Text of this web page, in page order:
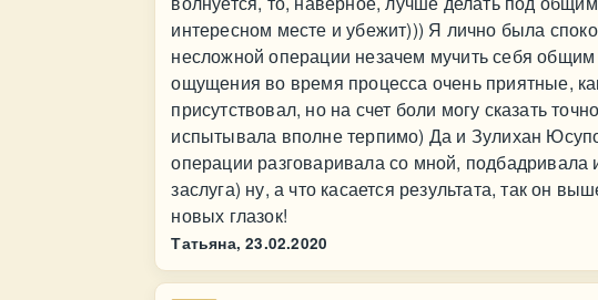
интересном месте и убежит))) Я лично была
несложной операции незачем мучить себя общим
ощущения во время процесса очень приятные,
присутствовал, но на счет боли могу сказать
испытывала вполне терпимо) Да и Зулихан
операции разговаривала со мной, подбадривала
заслуга) ну, а что касается результата, так он
новых глазок!
Татьяна, 23.02.2020